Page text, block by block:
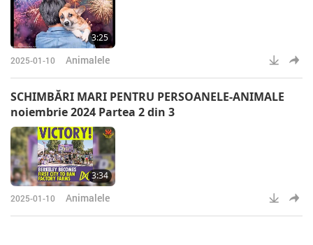
3:25
2025-01-10 Animalele
SCHIMBĂRI MARI PENTRU PERSOANELE-ANIMALE
noiembrie 2024 Partea 2 din 3
3:34
2025-01-10 Animalele